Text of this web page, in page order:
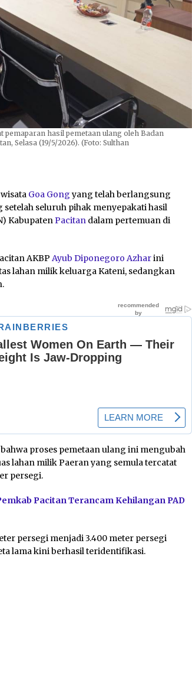
pemaparan hasil pemetaan ulang oleh Badan
Selasa (19/5/2026). (Foto: Sulthan
Goa Gongyang telah berlangsung
seluruh pihak menyepakati hasil
KabupatenPacitan dalam pertemuan di
AKBP Ayub Diponegoro Azharini
lahan milik keluarga Kateni, sedangkan
proses pemetaan ulang ini mengubah
lahan milik Paeran yang semula tercatat
persegi.
Pacitan Terancam Kehilangan PAD
persegi menjadi 3.400 meter persegi
lama kini berhasil teridentifikasi.